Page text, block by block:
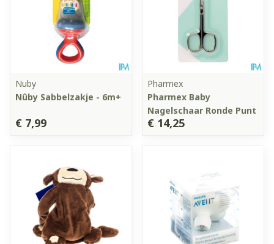
Nuby
Nûby Sabbelzakje - 6m+
€ 7,99
Pharmex
Pharmex Baby
Nagelschaar Ronde Punt
€ 14,25